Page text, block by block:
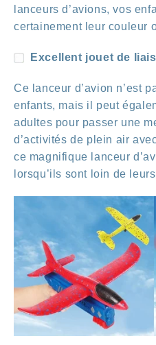
lanceurs d’avions, vos
certainement leur couleur
Excellent jouet de
Ce lanceur d’avion n’est
enfants, mais il peut
adultes pour passer une
d’activités de plein air
ce magnifique lanceur
lorsqu’ils sont loin de